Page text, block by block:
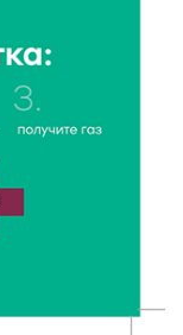
бизнес
Тверской
при